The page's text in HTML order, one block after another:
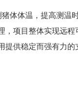
体体温，提高测温
，项目整体实现远程
供稳定而强有力的